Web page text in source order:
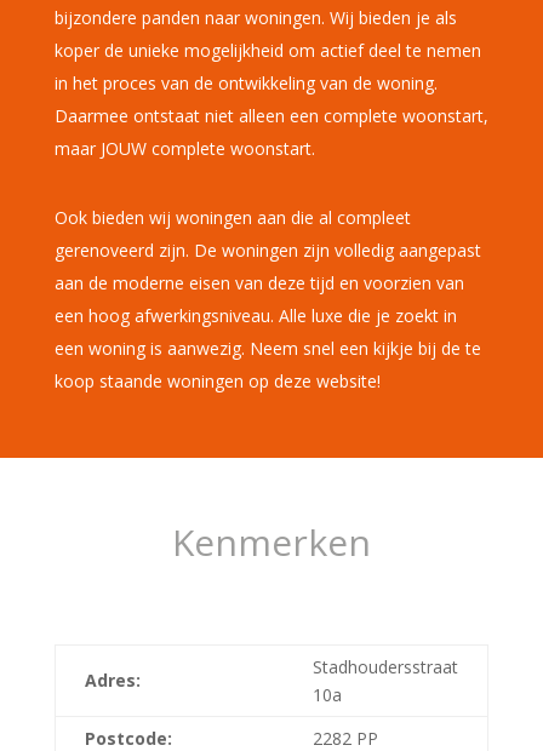
bijzondere panden naar woningen. Wij bieden je als
koper de unieke mogelijkheid om actief deel te nemen
in het proces van de ontwikkeling van de woning.
Daarmee ontstaat niet alleen een complete woonstart,
maar JOUW complete woonstart.
Ook bieden wij woningen aan die al compleet
gerenoveerd zijn. De woningen zijn volledig aangepast
aan de moderne eisen van deze tijd en voorzien van
een hoog afwerkingsniveau. Alle luxe die je zoekt in
een woning is aanwezig. Neem snel een kijkje bij de te
koop staande woningen op deze website!
Kenmerken
Adres:
Stadhoudersstraat
10a
Postcode:
2282 PP